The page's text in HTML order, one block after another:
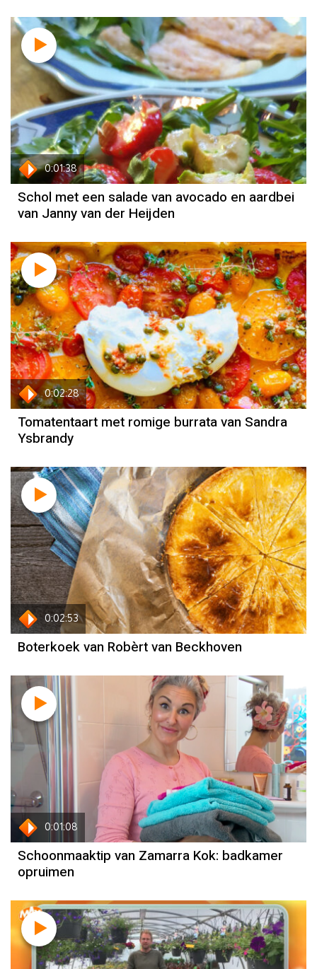
0:01:38
recept
Janny van der Heijden
Schol met een salade van avocado en aardbei
van Janny van der Heijden
0:02:28
Recept
Sandra Ysbrandy
Tomatentaart met romige burrata van Sandra
Ysbrandy
0:02:53
Recept
Robèrt van Beckhoven
Boterkoek van Robèrt van Beckhoven
0:01:08
Schoonmaaktip van Zamarra Kok: badkamer
opruimen